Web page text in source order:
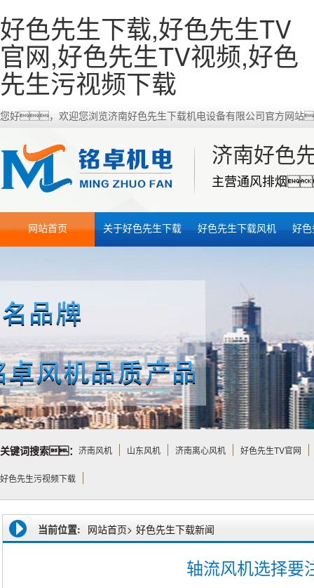
好色先生下载,好色先生TV
官网,好色先生TV视频,好色
先生污视频下载
您好，欢迎您浏览济南好色先生下载机电设备有限公司官方网
济南好色
主营通风排烟
网站首页 关于好色先生下载 好色先生下载风机 好
关键词搜索： 济南风机 山东风机 济南离心风机 好色先生TV官网
好色先生污视频下载
当前位置: 网站首页> 好色先生下载新闻
轴流风机选择要